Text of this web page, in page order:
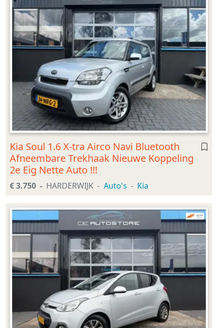
Kia Soul 1.6 X-tra Airco Navi Bluetooth
Afneembare Trekhaak Nieuwe Koppeling
2e Eig Nette Auto !!!
€ 3.750 HARDERWIJK Auto's Kia